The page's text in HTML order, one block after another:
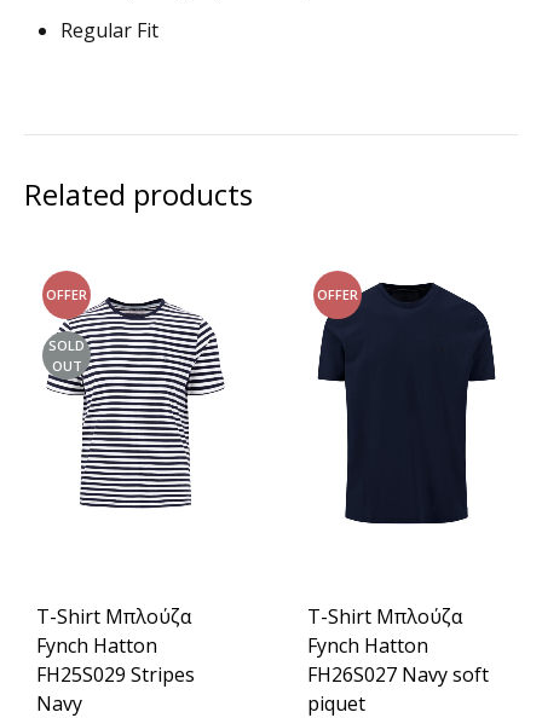
Regular Fit
Related products
OFFER
SOLD
OUT
T-Shirt Μπλούζα
Fynch Hatton
FH25S029 Stripes
Navy
OFFER
T-Shirt Μπλούζα
Fynch Hatton
FH26S027 Navy soft
piquet